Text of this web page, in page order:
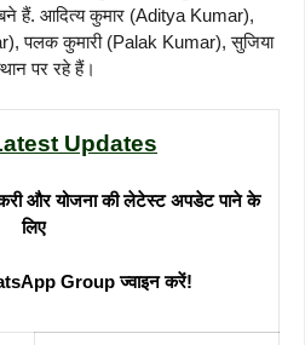
हैं. आदित्य कुमार (Aditya Kumar),
पलक कुमारी (Palak Kumar), सुजिया
पर रहे हैं।
Updates
और योजना की लेटेस्ट अपडेट पाने के
लिए
Group ज्वाइन करें!